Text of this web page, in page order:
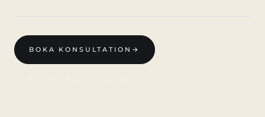
BOKA KONSULTATION →